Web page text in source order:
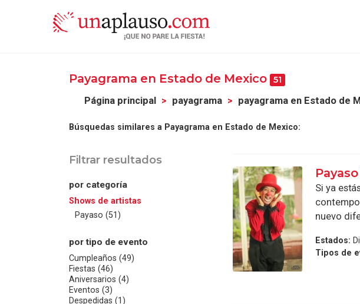
Payagrama en Estado de Mexico 51
Página principal payagrama payagrama en Estado de
Búsquedas similares a Payagrama en Estado de Mexico:
Filtrar resultados
por categoría
Shows de artistas
Payaso (51)
por tipo de evento
Cumpleaños (49)
Fiestas (46)
Aniversarios (4)
Eventos (3)
Despedidas (1)
Si ya
nuevo
Estados:
Tipos de